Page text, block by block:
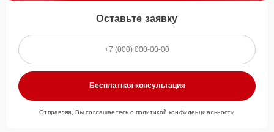
Оставьте заявку
Бесплатная консультация
Отправляя, Вы соглашаетесь с политикой конфиденциальности